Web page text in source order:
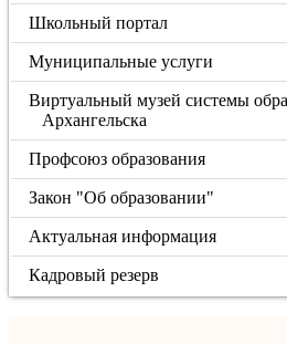
Школьный портал
Муниципальные услуги
Виртуальный музей системы
Архангельска
Профсоюз образования
Закон "Об образовании"
Актуальная информация
Кадровый резерв